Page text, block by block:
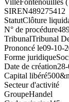
SIREN489275412
StatutClôture
N° de procédure
TribunalTribunal
Prononcé le09-10-
Forme juridique
Date de création
Capital libéré
Secteur d'activité
GroupeHandel